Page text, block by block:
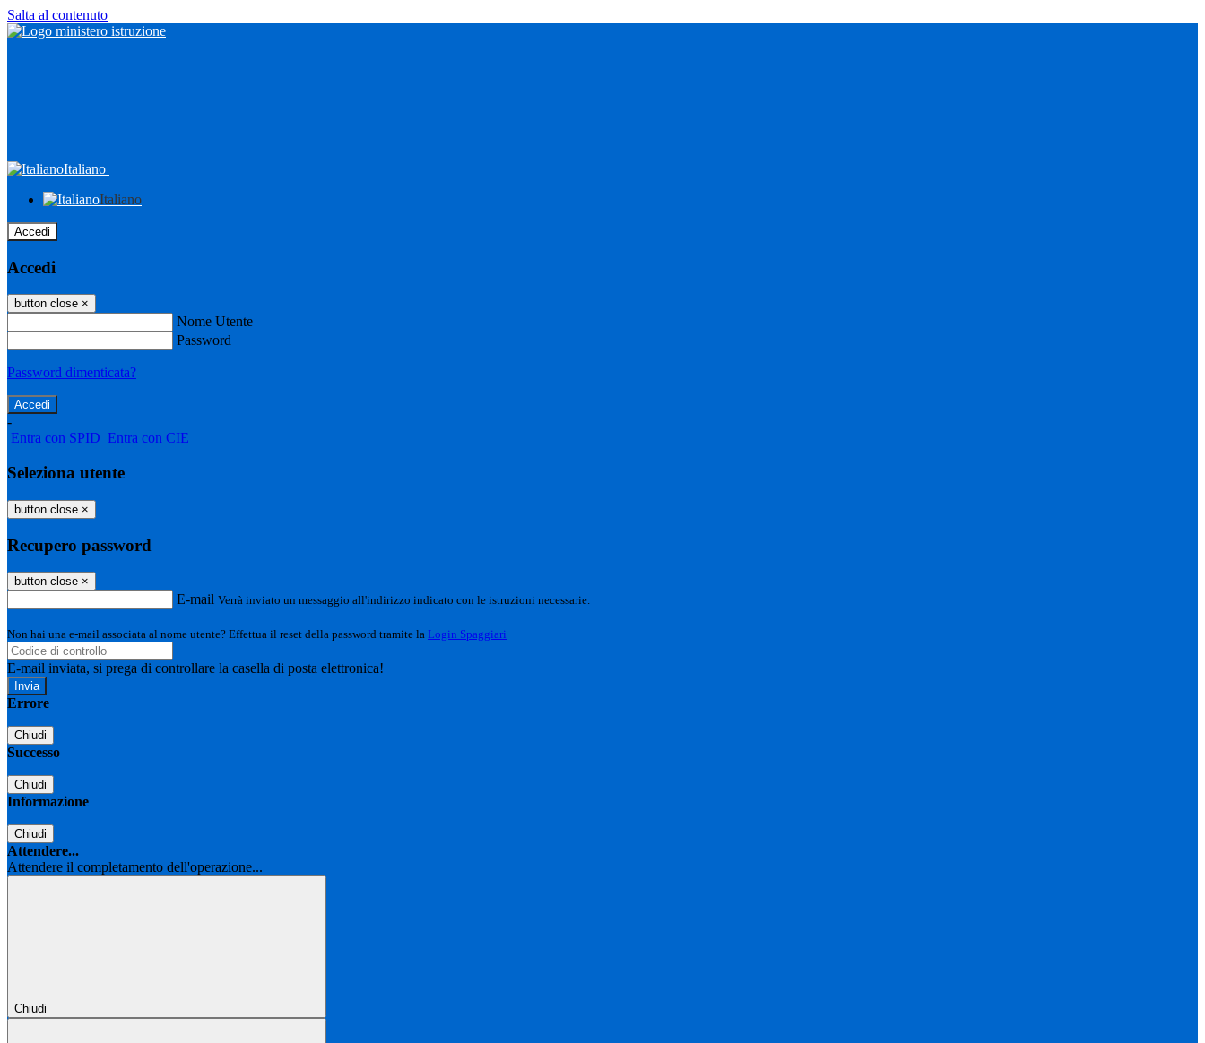
Salta al contenuto
Italiano
Italiano
Accedi
Accedi
button close ×
Nome Utente
Password
Password dimenticata?
-
Entra con SPID Entra con CIE
Seleziona utente
button close ×
Recupero password
button close ×
E-mail Verrà inviato un messaggio all'indirizzo indicato con le istruzioni necessarie.
Non hai una e-mail associata al nome utente? Effettua il reset della password tramite la Login Spaggiari
E-mail inviata, si prega di controllare la casella di posta elettronica!
Errore
Chiudi
Successo
Chiudi
Informazione
Chiudi
Attendere...
Attendere il completamento dell'operazione...
Chiudi